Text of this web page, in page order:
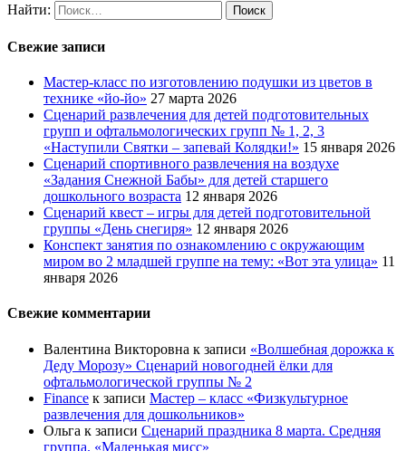
Найти:
Свежие записи
Мастер-класс по изготовлению подушки из цветов в
технике «йо-йо» 27 марта 2026
Сценарий развлечения для детей подготовительных
групп и офтальмологических групп № 1, 2, 3
«Наступили Святки – запевай Колядки!» 15 января 2026
Сценарий спортивного развлечения на воздухе
«Задания Снежной Бабы» для детей старшего
дошкольного возраста 12 января 2026
Сценарий квест – игры для детей подготовительной
группы «День снегиря» 12 января 2026
Конспект занятия по ознакомлению с окружающим
миром во 2 младшей группе на тему: «Вот эта улица» 11
января 2026
Свежие комментарии
Валентина Викторовна к записи «Волшебная дорожка к
Деду Морозу» Сценарий новогодней ёлки для
офтальмологической группы № 2
Finance к записи Мастер – класс «Физкультурное
развлечения для дошкольников»
Ольга к записи Сценарий праздника 8 марта. Средняя
группа. «Маленькая мисс»